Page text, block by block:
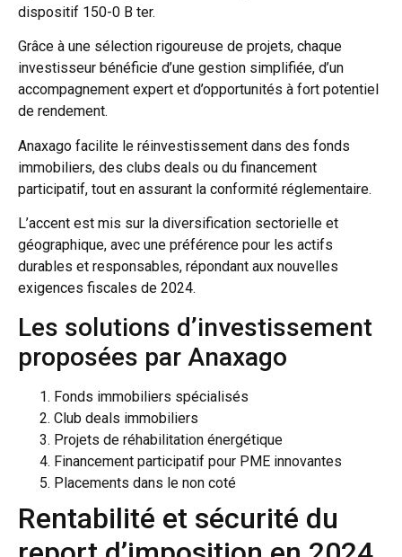
dispositif 150-0 B ter.
Grâce à une sélection rigoureuse de projets, chaque
investisseur bénéficie d’une gestion simplifiée, d’un
accompagnement expert et d’opportunités à fort potentiel
de rendement.
Anaxago facilite le réinvestissement dans des fonds
immobiliers, des clubs deals ou du financement
participatif, tout en assurant la conformité réglementaire.
L’accent est mis sur la diversification sectorielle et
géographique, avec une préférence pour les actifs
durables et responsables, répondant aux nouvelles
exigences fiscales de 2024.
Les solutions d’investissement
proposées par Anaxago
Fonds immobiliers spécialisés
Club deals immobiliers
Projets de réhabilitation énergétique
Financement participatif pour PME innovantes
Placements dans le non coté
Rentabilité et sécurité du